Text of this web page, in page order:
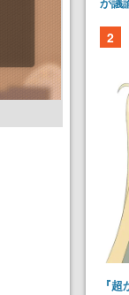
2
『